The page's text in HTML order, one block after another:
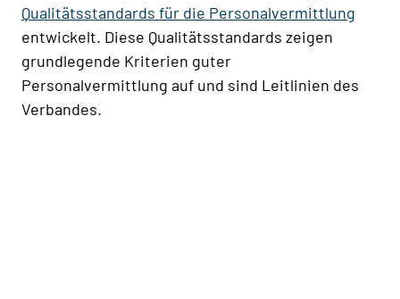
Qualitätsstandards für die Personalvermittlung
entwickelt. Diese Qualitätsstandards zeigen
grundlegende Kriterien guter
Personalvermittlung auf und sind Leitlinien des
Verbandes.